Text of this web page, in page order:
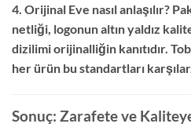
4. Orijinal Eve nasıl anlaşılır?
netliği, logonun altın yaldız
dizilimi orijinalliğin kanıtıdır.
her ürün bu standartları
Sonuç: Zarafete ve